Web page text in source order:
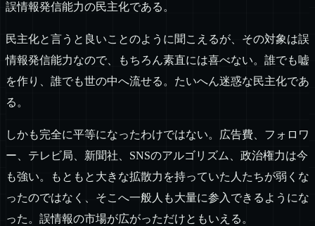
誤情報発信能力の民主化である。
民主化と言うと良いことのように聞こえるが、その対象は誤
情報発信能力なので、もちろん素直には喜べない。誰でも嘘
を作り、誰でも世の中へ流せる。たいへん迷惑な民主化であ
る。
しかも完全に平等になったわけではない。広告費、フォロワ
ー、テレビ局、新聞社、SNSのアルゴリズム、政治権力は今
も強い。もともと大きな拡散力を持っていた人たちが弱くな
ったのではなく、そこへ一般人も大量に参入できるようにな
った。誤情報の市場が広がっただけともいえる。